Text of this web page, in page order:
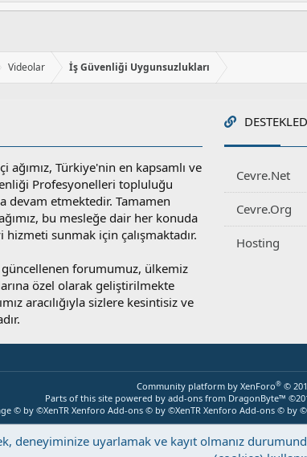
Videolar İş Güvenliği Uygunsuzlukları
ağımız, Türkiye'nin en kapsamlı ve
Profesyonelleri topluluğu
devam etmektedir. Tamamen
bu mesleğe dair her konuda
hizmeti sunmak için çalışmaktadır.
forumumuz, ülkemiz
özel olarak geliştirilmekte
aracılığıyla sizlere kesintisiz ve
Cevre.Net
Cevre.Org
Hosting
Community platform by XenForo® ©
Parts of this site powered by add-ons from DragonByte™
© by ©XenTR Xenforo Add-ons © by ©XenTR Xenforo Add-ons © by
deneyiminize uyarlamak ve kayıt olmanız